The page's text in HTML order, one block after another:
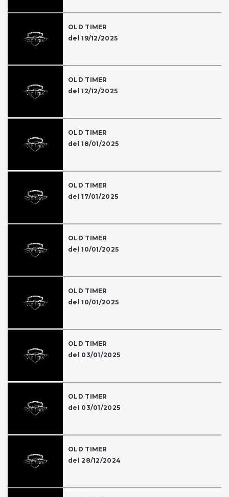
OLD TIMER
del 19/12/2025
OLD TIMER
del 12/12/2025
OLD TIMER
del 18/01/2025
OLD TIMER
del 17/01/2025
OLD TIMER
del 10/01/2025
OLD TIMER
del 10/01/2025
OLD TIMER
del 03/01/2025
OLD TIMER
del 03/01/2025
OLD TIMER
del 28/12/2024